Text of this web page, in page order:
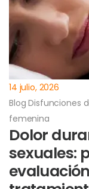
14 julio, 2026
Blog Disfunciones
femenina
Dolor
sexuales: